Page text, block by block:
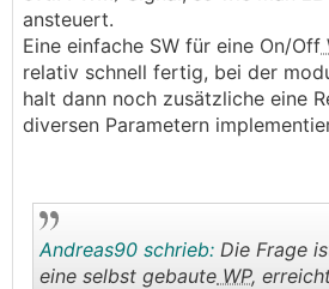
ansteuert.
Eine einfache SW für eine On/Off
relativ schnell fertig, bei der
halt dann noch zusätzliche eine
diversen Parametern
Andreas90 schrieb: Die Frage
eine selbst gebaute WP,